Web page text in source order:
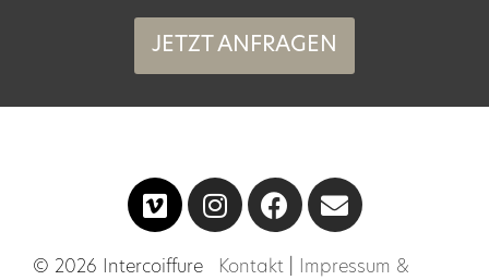
JETZT ANFRAGEN
© 2026 Intercoiffure Kontakt| Impressum &